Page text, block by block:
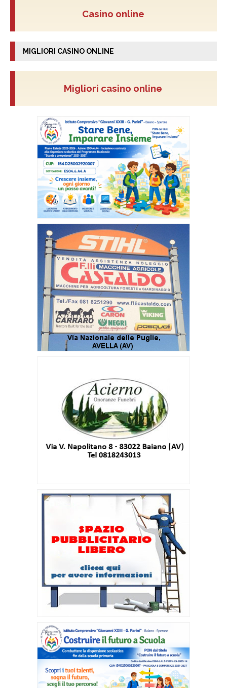
Casino online
MIGLIORI CASINO ONLINE
Migliori casino online